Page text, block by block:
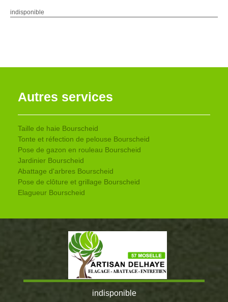
indisponible
Autres services
Taille de haie Bourscheid
Tonte et réfection de pelouse Bourscheid
Pose de gazon en rouleau Bourscheid
Jardinier Bourscheid
Abattage d'arbres Bourscheid
Pose de clôture et grillage Bourscheid
Elagueur Bourscheid
indisponible